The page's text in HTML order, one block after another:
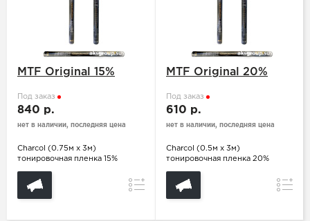
MTF Original 15%
Под заказ
840 р.
нет в наличии, последняя цена
Charcol (0.75м х 3м)
тонировочная пленка 15%
Сравнение
MTF Original 20%
Под заказ
610 р.
нет в наличии, последняя цена
Charcol (0.5м х 3м)
тонировочная пленка 20%